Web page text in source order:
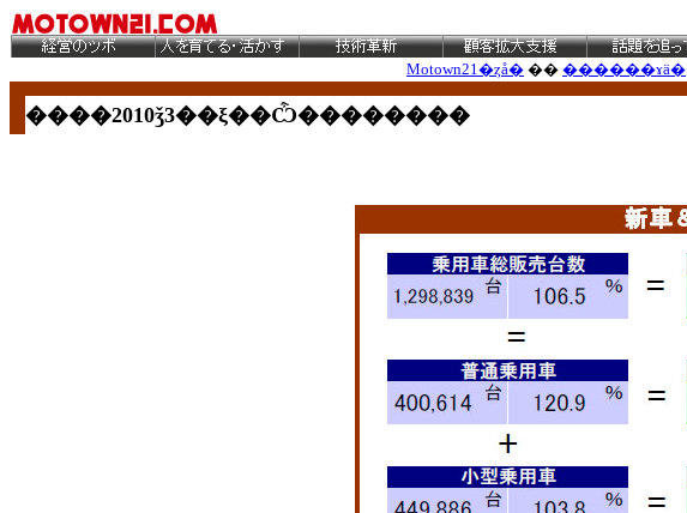
Motown21�ȥå� �� ������ɤä�
����2010ǯ3��ξ��Ѽ��������